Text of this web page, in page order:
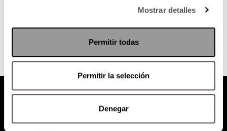
Mostrar detalles
Permitir todas
Permitir la selección
Denegar